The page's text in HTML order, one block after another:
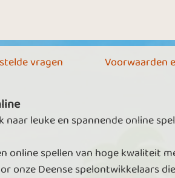
vragen Voorwaarden
naar leuke en spannende online
online spellen van hoge kwaliteit
onze Deense spelontwikkelaars